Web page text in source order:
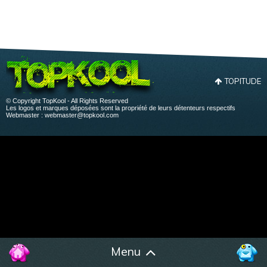
Menu
TOPITUDE
© Copyright TopKool - All Rights Reserved
Les logos et marques déposées sont la propriété de leurs détenteurs respectifs
Webmaster : webmaster@topkool.com